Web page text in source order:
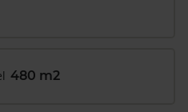
480 m2